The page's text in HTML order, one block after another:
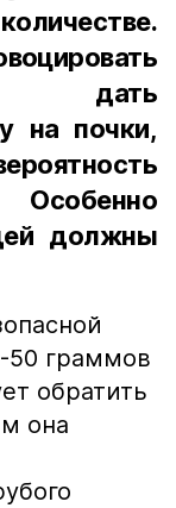
дать
на почки,
Особенно
должны
50 граммов
обратить
она